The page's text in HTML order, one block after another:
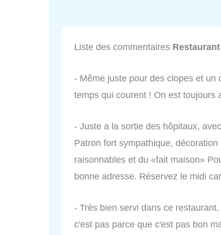
Liste des commentaires
- Même juste pour des clopes et
temps qui courent ! On est toujours
- Juste a la sortie des hôpitaux,
Patron fort sympathique,
raisonnables et du «fait maison»
bonne adresse. Réservez le midi
- Très bien servi dans ce
c'est pas parce que c'est pas bon